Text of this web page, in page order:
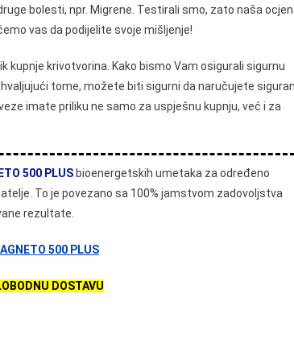
bolesti, npr. Migrene. Testirali smo, zato naša
vas da podijelite svoje mišljenje!
krivotvorina. Kako bismo Vam osigurali sigurnu
tome, možete biti sigurni da naručujete
imate priliku ne samo za uspješnu kupnju, već i za
500 PLUS bioenergetskih umetaka za određeno
To je povezano sa 100% jamstvom zadovoljstva
rezultate.
500 PLUS
DOSTAVU